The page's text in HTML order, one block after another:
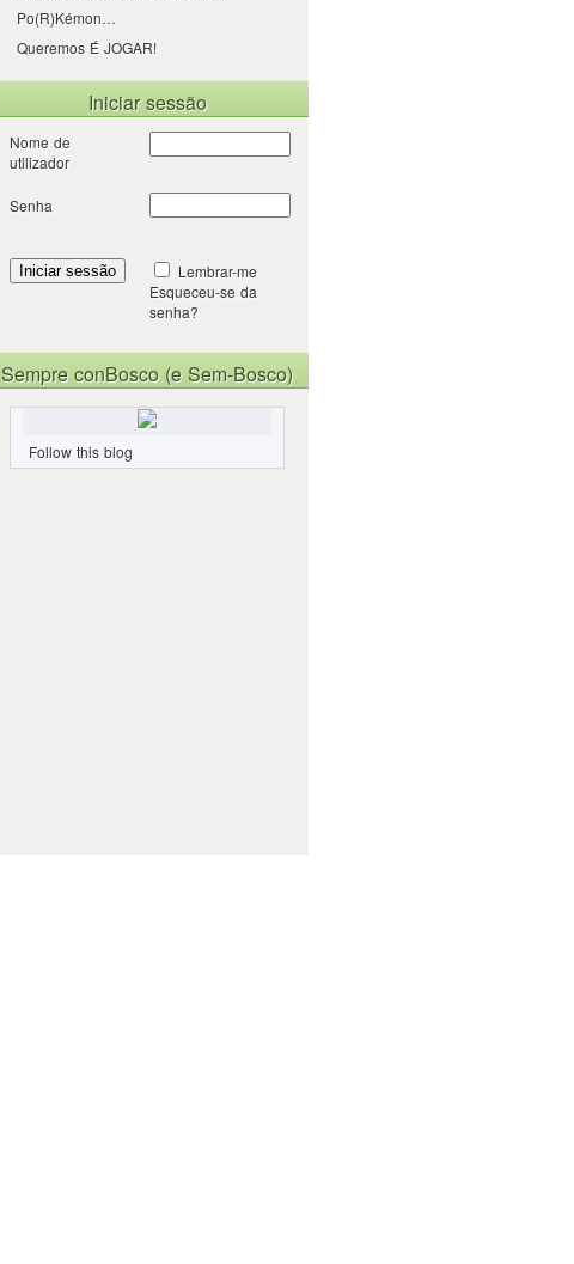
Po(r)kémon…
Queremos É JOGAR!
Iniciar sessão
Nome de
utilizador
Senha
Lembrar-me
Esqueceu-se da
senha?
Sempre conBosco (e Sem-Bosco)
Follow this blog